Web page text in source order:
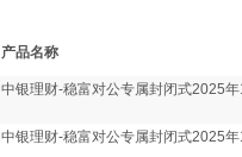
产品名称
中银理财-稳富对公专属封闭式2025年
中银理财-稳富对公专属封闭式2025